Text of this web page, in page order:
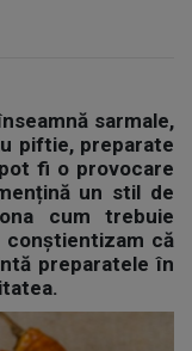
sarmale,
piftie, preparate
fi o provocare
un stil de
cum trebuie
conștientizam că
preparatele în